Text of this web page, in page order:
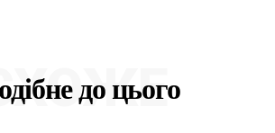
до цього